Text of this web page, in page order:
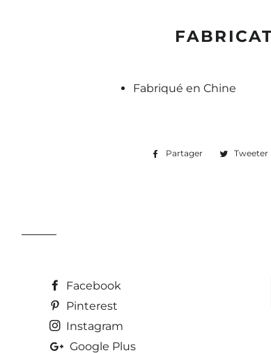
Fabriqué en Chine
Partager
PartagerTweeter
Facebook
Pinterest
Instagram
Google Plus